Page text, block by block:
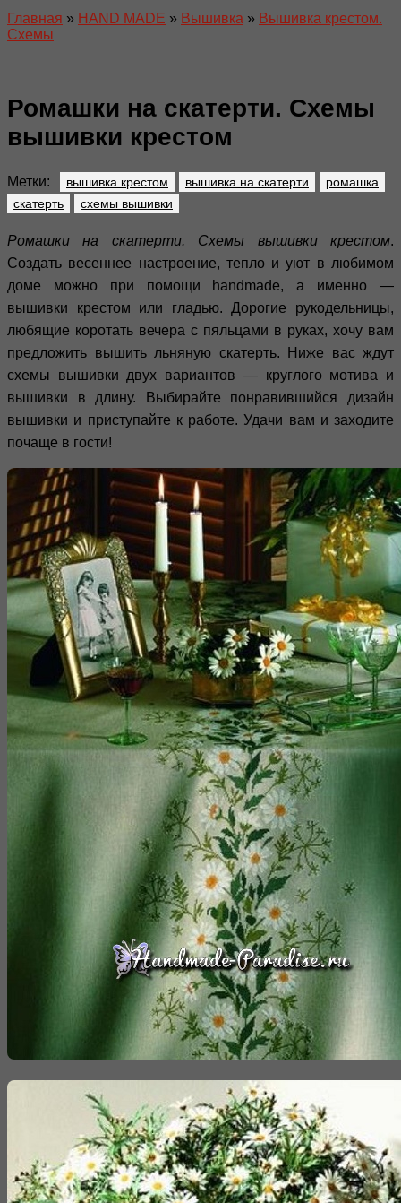
Главная » HAND MADE » Вышивка » Вышивка крестом.
Схемы
Ромашки на скатерти. Схемы
вышивки крестом
Метки: вышивка крестом вышивка на скатерти
ромашка
скатерть
схемы вышивки
Ромашки на скатерти. Схемы вышивки крестом.
Создать весеннее настроение, тепло и уют в любимом
доме можно при помощи handmade, а именно —
вышивки крестом или гладью. Дорогие рукодельницы,
любящие коротать вечера с пяльцами в руках, хочу вам
предложить вышить льняную скатерть. Ниже вас ждут
схемы вышивки двух вариантов — круглого мотива и
вышивки в длину. Выбирайте понравившийся дизайн
вышивки и приступайте к работе. Удачи вам и заходите
почаще в гости!